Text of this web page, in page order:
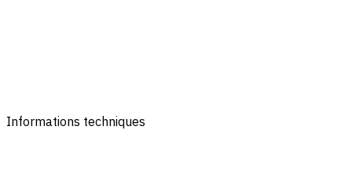
Informations techniques